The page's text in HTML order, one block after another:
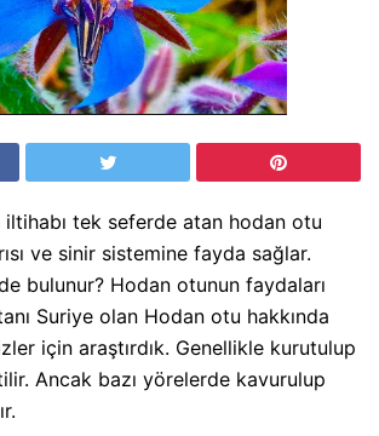
tek seferde atan hodan otu
ve sinir sistemine fayda sağlar.
bulunur? Hodan otunun faydaları
Suriye olan Hodan otu hakkında
için araştırdık. Genellikle kurutulup
Ancak bazı yörelerde kavurulup